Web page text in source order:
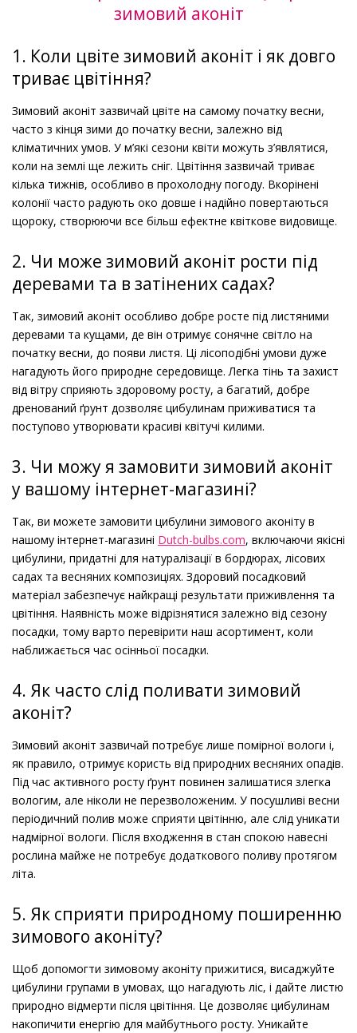
зимовий аконіт
1. Коли цвіте зимовий аконіт і як довго
триває цвітіння?
Зимовий аконіт зазвичай цвіте на самому початку весни,
часто з кінця зими до початку весни, залежно від
кліматичних умов. У м’які сезони квіти можуть з’являтися,
коли на землі ще лежить сніг. Цвітіння зазвичай триває
кілька тижнів, особливо в прохолодну погоду. Вкорінені
колонії часто радують око довше і надійно повертаються
щороку, створюючи все більш ефектне квіткове видовище.
2. Чи може зимовий аконіт рости під
деревами та в затінених садах?
Так, зимовий аконіт особливо добре росте під листяними
деревами та кущами, де він отримує сонячне світло на
початку весни, до появи листя. Ці лісоподібні умови дуже
нагадують його природне середовище. Легка тінь та захист
від вітру сприяють здоровому росту, а багатий, добре
дренований ґрунт дозволяє цибулинам приживатися та
поступово утворювати красиві квітучі килими.
3. Чи можу я замовити зимовий аконіт
у вашому інтернет-магазині?
Так, ви можете замовити цибулини зимового аконіту в
нашому інтернет-магазині Dutch-bulbs.com, включаючи якісні
цибулини, придатні для натуралізації в бордюрах, лісових
садах та весняних композиціях. Здоровий посадковий
матеріал забезпечує найкращі результати приживлення та
цвітіння. Наявність може відрізнятися залежно від сезону
посадки, тому варто перевірити наш асортимент, коли
наближається час осінньої посадки.
4. Як часто слід поливати зимовий
аконіт?
Зимовий аконіт зазвичай потребує лише помірної вологи і,
як правило, отримує користь від природних весняних опадів.
Під час активного росту ґрунт повинен залишатися злегка
вологим, але ніколи не перезволоженим. У посушливі весни
періодичний полив може сприяти цвітінню, але слід уникати
надмірної вологи. Після входження в стан спокою навесні
рослина майже не потребує додаткового поливу протягом
літа.
5. Як сприяти природному поширенню
зимового аконіту?
Щоб допомогти зимовому аконіту прижитися, висаджуйте
цибулини групами в умовах, що нагадують ліс, і дайте листю
природно відмерти після цвітіння. Це дозволяє цибулинам
накопичити енергію для майбутнього росту. Уникайте